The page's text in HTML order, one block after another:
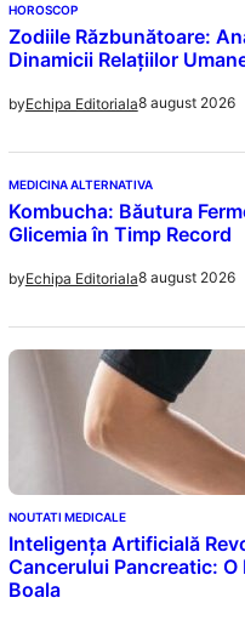
HOROSCOP
Zodiile Răzbunătoare:
Dinamicii Relațiilor
byEchipa Editoriala8 august 2026
MEDICINA ALTERNATIVA
Kombucha: Băutura
Glicemia în Timp Record
byEchipa Editoriala8 august 2026
NOUTATI MEDICALE
Inteligența Artificială
Cancerului Pancreatic:
Boala